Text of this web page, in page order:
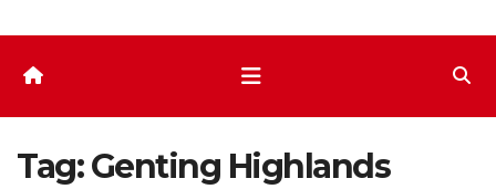
Tag:Genting Highlands